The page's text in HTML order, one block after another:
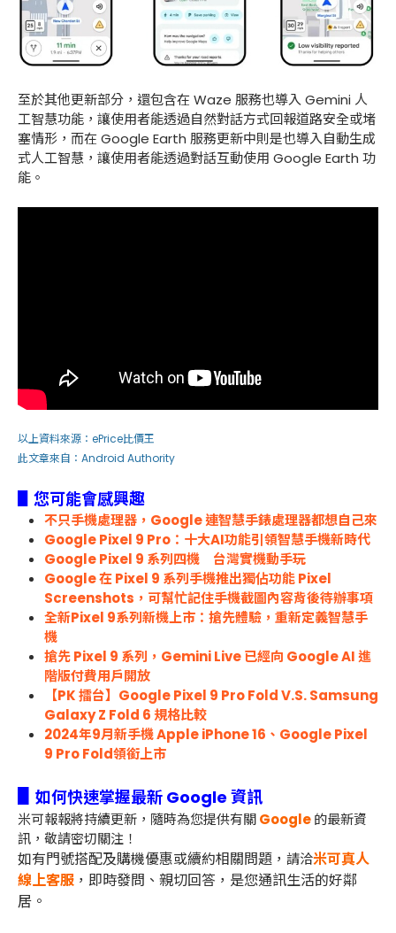
至於其他更新部分，還包含在 Waze 服務也導入 Gemini 人
工智慧功能，讓使用者能透過自然對話方式回報道路安全或堵
塞情形，而在 Google Earth 服務更新中則是也導入自動生成
式人工智慧，讓使用者能透過對話互動使用 Google Earth 功
能。
以上資料來源： ePrice比價王
此文章來自： Android Authority
▋您可能會感興趣
不只手機處理器，Google 連智慧手錶處理器都想自己來
Google Pixel 9 Pro：十大AI功能引領智慧手機新時代
Google Pixel 9 系列四機 台灣實機動手玩
Google 在 Pixel 9 系列手機推出獨佔功能 Pixel
Screenshots，可幫忙記住手機截圖內容背後待辦事項
全新Pixel 9系列新機上市：搶先體驗，重新定義智慧手
機
搶先 Pixel 9 系列，Gemini Live 已經向 Google AI 進
階版付費用戶開放
【PK 擂台】Google Pixel 9 Pro Fold V.S. Samsung
Galaxy Z Fold 6 規格比較
2024年9月新手機 Apple iPhone 16、Google Pixel
9 Pro Fold領銜上市
如何快速掌握最新 Google 資訊
米可報報將持續更新，隨時為您提供有關Google的最新資
訊，敬請密切關注！
如有門號搭配及購機優惠或續約相關問題， 請洽米可真人
線上客服 ，即時發問、親切回答，是您通訊生活的好鄰
居。